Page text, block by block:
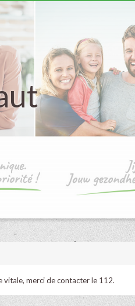
vitale, merci de contacter le 112.